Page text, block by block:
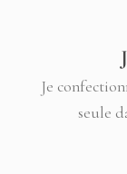
Je
seule